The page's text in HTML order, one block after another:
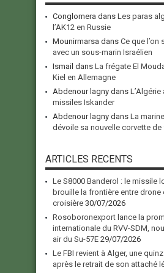
Conglomera dans Les paras
l’AK12 en Russie
Mounirmarsa dans Ce que l’on
avec un sous-marin Israélien
Ismail dans La frégate El
Kiel en Allemagne
Abdenour lagny dans
missiles Iskander
Abdenour lagny dans La
dévoile sa nouvelle corvette
ARTICLES RECENTS
Le S8000 Banderol : le missile
brouille la frontière entre drone
croisière 30/07/2026
Rosoboronexport lance la
internationale du RVV-SDM,
air du Su-57E 29/07/2026
Le FBI revient à Alger, une
après le retrait de son attaché